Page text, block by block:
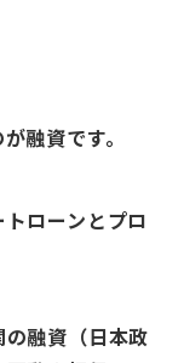
融資です。
ローンとプロ
融資（日本政